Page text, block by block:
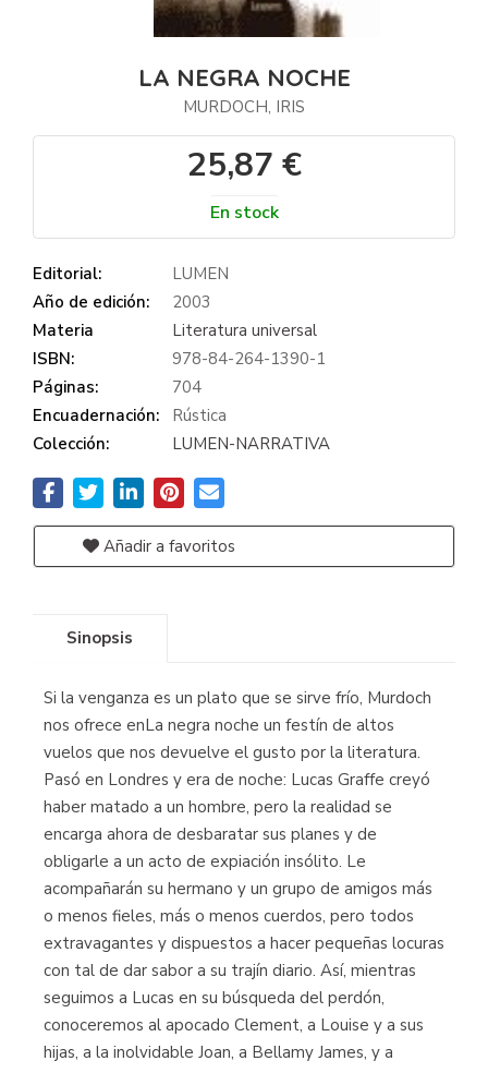
LA NEGRA NOCHE
MURDOCH, IRIS
25,87 €
En stock
Editorial:
LUMEN
Año de edición:
2003
Materia
Literatura universal
ISBN:
978-84-264-1390-1
Páginas:
704
Encuadernación:
Rústica
Colección:
LUMEN-NARRATIVA
Añadir a favoritos
Sinopsis
Si la venganza es un plato que se sirve frío, Murdoch
nos ofrece enLa negra noche un festín de altos
vuelos que nos devuelve el gusto por la literatura.
Pasó en Londres y era de noche: Lucas Graffe creyó
haber matado a un hombre, pero la realidad se
encarga ahora de desbaratar sus planes y de
obligarle a un acto de expiación insólito. Le
acompañarán su hermano y un grupo de amigos más
o menos fieles, más o menos cuerdos, pero todos
extravagantes y dispuestos a hacer pequeñas locuras
con tal de dar sabor a su trajín diario. Así, mientras
seguimos a Lucas en su búsqueda del perdón,
conoceremos al apocado Clement, a Louise y a sus
hijas, a la inolvidable Joan, a Bellamy James, y a